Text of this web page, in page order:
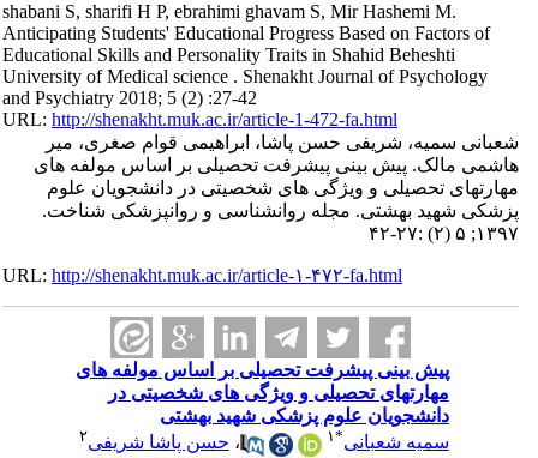
shabani S, sharifi H P, ebrahimi ghavam S, Mir Hashemi M.
Anticipating Students' Educational Progress Based on Factors of
Educational Skills and Personality Traits in Shahid Beheshti
University of Medical science . Shenakht Journal of Psychology
and Psychiatry 2018; 5 (2) :27-42
URL:http://shenakht.muk.ac.ir/article-1-472-fa.html
شعبانی سمیه، شریفی حسن پاشا، ابراهیمی قوام صغری، میر
هاشمی مالک. پیش بینی پیشرفت تحصیلی بر اساس مولفه های
مهارتهای تحصیلی و ویژگی های شخصیتی در دانشجویان علوم
پزشکی شهید بهشتی. مجله روانشناسی و روانپزشکی شناخت.
۱۳۹۷; ۵ (۲) :۲۷-۴۲
URL:http://shenakht.muk.ac.ir/article-۱-۴۷۲-fa.html
پیش بینی پیشرفت تحصیلی بر اساس مولفه های
مهارتهای تحصیلی و ویژگی های شخصیتی در
دانشجویان علوم پزشکی شهید بهشتی
سمیه شعبانی
۱ ،حسن پاشا شریفی